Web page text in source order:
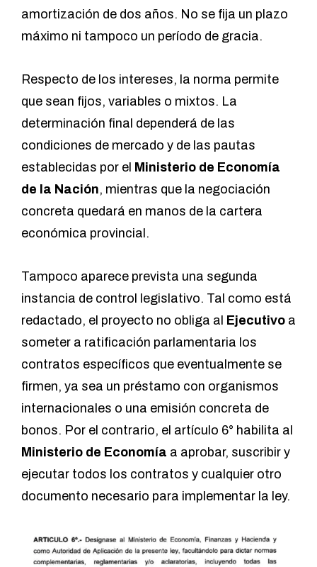
amortización de dos años. No se fija un plazo
máximo ni tampoco un período de gracia.
Respecto de los intereses, la norma permite
que sean fijos, variables o mixtos. La
determinación final dependerá de las
condiciones de mercado y de las pautas
establecidas por el Ministerio de Economía
de la Nación, mientras que la negociación
concreta quedará en manos de la cartera
económica provincial.
Tampoco aparece prevista una segunda
instancia de control legislativo. Tal como está
redactado, el proyecto no obliga al Ejecutivo a
someter a ratificación parlamentaria los
contratos específicos que eventualmente se
firmen, ya sea un préstamo con organismos
internacionales o una emisión concreta de
bonos. Por el contrario, el artículo 6° habilita al
Ministerio de Economía a aprobar, suscribir y
ejecutar todos los contratos y cualquier otro
documento necesario para implementar la ley.